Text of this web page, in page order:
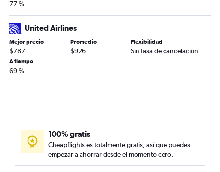
77 %
United Airlines
Mejor precio
$787
Promedio
$926
Flexibilidad
Sin tasa de cancelación
A tiempo
69 %
100% gratis
Cheapflights es totalmente gratis, así que puedes
empezar a ahorrar desde el momento cero.